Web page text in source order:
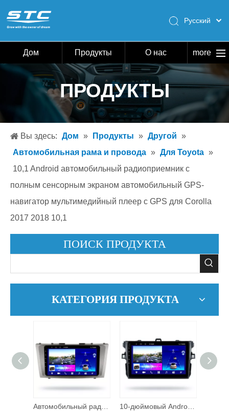
Дом
Продукты
Скачать
Новости
Связаться с нами
Pусский
Español
Português
Дом Продукты О нас more
ПРОДУКТЫ
Вы здесь: Дом » Продукты » Другой »
Автомобильная рама и провода » Для Toyota »
10,1 Android автомобильный радиоприемник с
полным сенсорным экраном автомобильный GPS-
навигатор мультимедийный плеер с GPS для Corolla
2017 2018 10,1
ПОИСК ПРОДУКТА
КАТЕГОРИЯ ПРОДУКТА